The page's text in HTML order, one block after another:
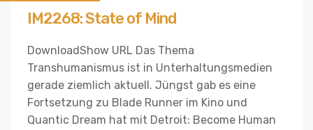
IM2268: State of Mind
DownloadShow URL Das Thema
Transhumanismus ist in Unterhaltungsmedien
gerade ziemlich aktuell. Jüngst gab es eine
Fortsetzung zu Blade Runner im Kino und
Quantic Dream hat mit Detroit: Become Human